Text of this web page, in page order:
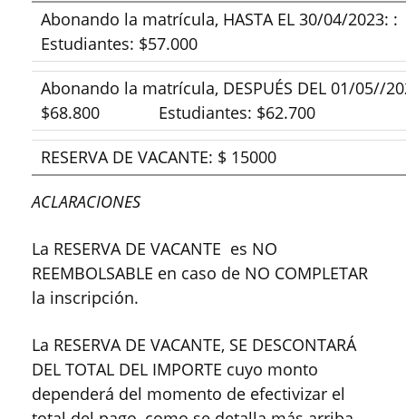
Abonando la matrícula, HASTA EL 30/
Estudiantes: $57.000
Abonando la matrícula, DESPUÉS DEL 01/
$68.800 Estudiantes: $62.700
RESERVA DE VACANTE: $ 15000
ACLARACIONES
La RESERVA DE VACANTE es NO
REEMBOLSABLE en caso de NO COMPLETAR
la inscripción.
La RESERVA DE VACANTE, SE DESCONTARÁ
DEL TOTAL DEL IMPORTE cuyo monto
dependerá del momento de efectivizar el